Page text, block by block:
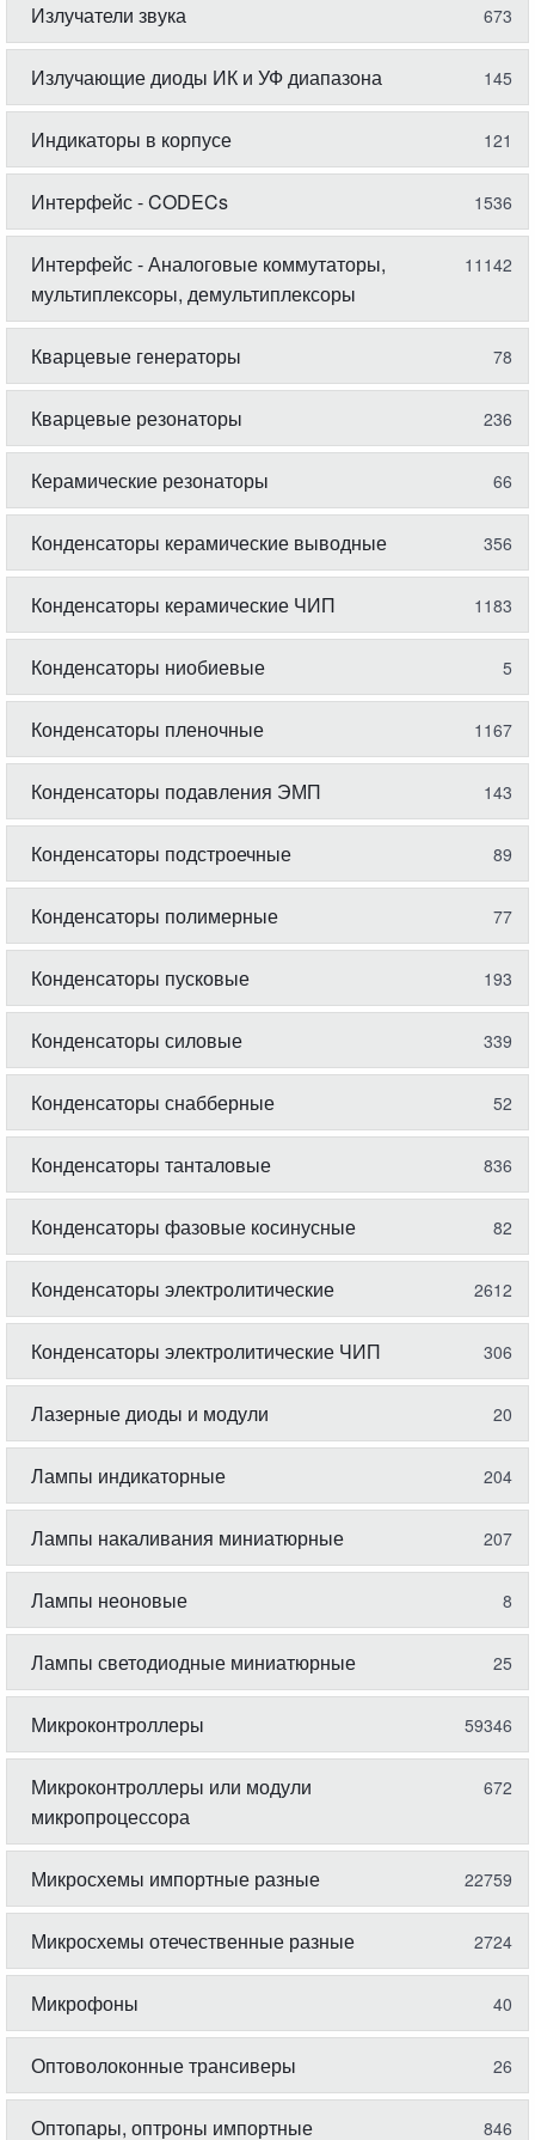
Излучатели звука 673
Излучающие диоды ИК и УФ диапазона 145
Индикаторы в корпусе 121
Интерфейс - CODECs 1536
Интерфейс - Аналоговые коммутаторы,
мультиплексоры, демультиплексоры
11142
Кварцевые генераторы 78
Кварцевые резонаторы 236
Керамические резонаторы 66
Конденсаторы керамические выводные 356
Конденсаторы керамические ЧИП 1183
Конденсаторы ниобиевые 5
Конденсаторы пленочные 1167
Конденсаторы подавления ЭМП 143
Конденсаторы подстроечные 89
Конденсаторы полимерные 77
Конденсаторы пусковые 193
Конденсаторы силовые 339
Конденсаторы снабберные 52
Конденсаторы танталовые 836
Конденсаторы фазовые косинусные 82
Конденсаторы электролитические 2612
Конденсаторы электролитические ЧИП 306
Лазерные диоды и модули 20
Лампы индикаторные 204
Лампы накаливания миниатюрные 207
Лампы неоновые 8
Лампы светодиодные миниатюрные 25
Микроконтроллеры 59346
Микроконтроллеры или модули
микропроцессора
672
Микросхемы импортные разные 22759
Микросхемы отечественные разные 2724
Микрофоны 40
Оптоволоконные трансиверы 26
Оптопары, оптроны импортные 846